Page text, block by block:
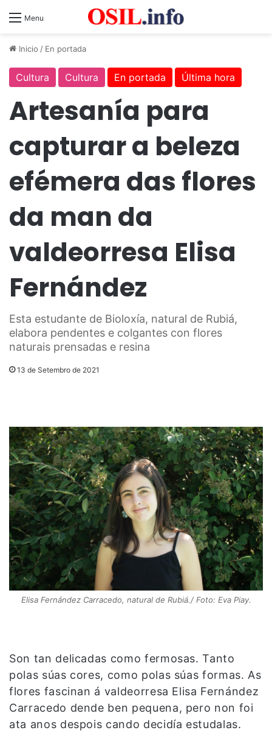
Menu
Inicio / En portada
Cultura Cultura En portada Última hora
Artesanía para
capturar a beleza
efémera das flores
da man da
valdeorresa Elisa
Fernández
Esta estudante de Bioloxía, natural de Rubiá,
elabora pendentes e colgantes con flores
naturais prensadas e resina
13 de Setembro de 2021
Elisa Fernández Carracedo, natural de Rubiá./ Foto: Eva Piay.
Son tan delicadas como fermosas. Tanto
polas súas cores, como polas súas formas. As
flores fascinan á valdeorresa Elisa Fernández
Carracedo dende ben pequena, pero non foi
ata anos despois cando decidía estudalas.